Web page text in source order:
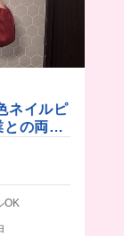
ネイルピ
の両立
OK